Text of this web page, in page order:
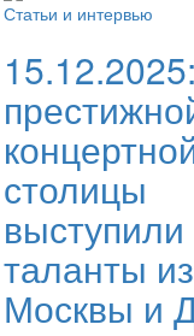
Статьи и интервью
15.12.2025:
столицы
таланты из
Москвы и